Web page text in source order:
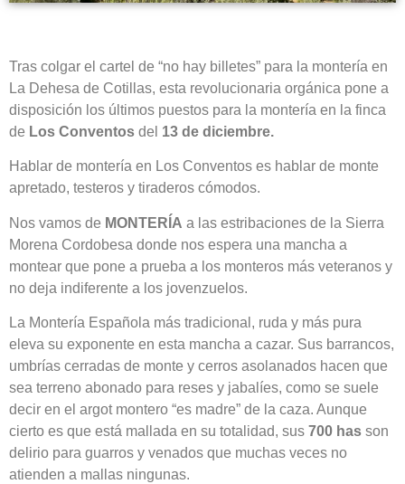
Tras colgar el cartel de “no hay billetes” para la montería en
La Dehesa de Cotillas, esta revolucionaria orgánica pone a
disposición los últimos puestos para la montería en la finca
de Los Conventos del 13 de diciembre.
Hablar de montería en Los Conventos es hablar de monte
apretado, testeros y tiraderos cómodos.
Nos vamos de MONTERÍA a las estribaciones de la Sierra
Morena Cordobesa donde nos espera una mancha a
montear que pone a prueba a los monteros más veteranos y
no deja indiferente a los jovenzuelos.
La Montería Española más tradicional, ruda y más pura
eleva su exponente en esta mancha a cazar. Sus barrancos,
umbrías cerradas de monte y cerros asolanados hacen que
sea terreno abonado para reses y jabalíes, como se suele
decir en el argot montero “es madre” de la caza. Aunque
cierto es que está mallada en su totalidad, sus 700 has son
delirio para guarros y venados que muchas veces no
atienden a mallas ningunas.